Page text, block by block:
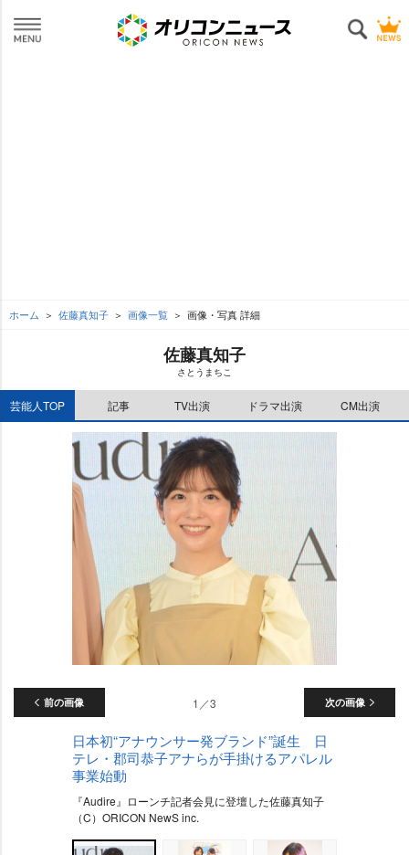
ホーム 佐藤真知子 画像一覧 画像・写真 詳細
佐藤真知子
さとうまちこ
芸能人TOP 記事 TV出演 ドラマ出演 CM出演
前の画像 次の画像
1／3
日本初“アナウンサー発ブランド”誕生 日
テレ・郡司恭子アナらが手掛けるアパレル
事業始動
『Audire』ローンチ記者会見に登壇した佐藤真知子
（C）ORICON NewS inc.